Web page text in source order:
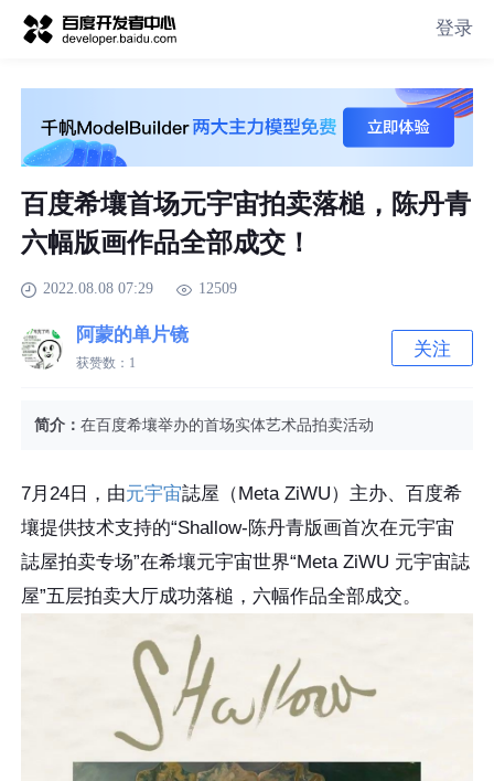
登录
百度希壤首场元宇宙拍卖落槌，陈丹青
六幅版画作品全部成交！
2022.08.08 07:29 12509
阿蒙的单片镜
获赞数： 1
关注
简介：在百度希壤举办的首场实体艺术品拍卖活动
7月24日，由元宇宙誌屋（Meta ZiWU）主办、百度希
壤提供技术支持的“Shallow-陈丹青版画首次在元宇宙
誌屋拍卖专场”在希壤元宇宙世界“Meta ZiWU 元宇宙誌
屋”五层拍卖大厅成功落槌，六幅作品全部成交。